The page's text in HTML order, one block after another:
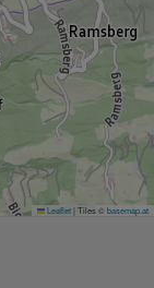
Leaflet|Tiles ©basemap.at